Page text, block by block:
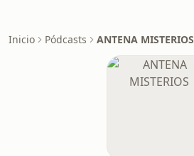
Inicio Pódcasts ANTENA MISTERIOS